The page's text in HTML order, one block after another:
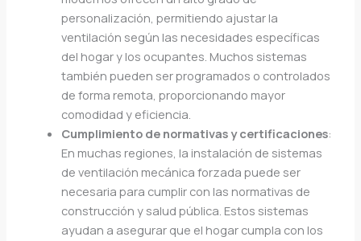
personalización, permitiendo ajustar la
ventilación según las necesidades específicas
del hogar y los ocupantes. Muchos sistemas
también pueden ser programados o controlados
de forma remota, proporcionando mayor
comodidad y eficiencia.
Cumplimiento de normativas y certificaciones:
En muchas regiones, la instalación de sistemas
de ventilación mecánica forzada puede ser
necesaria para cumplir con las normativas de
construcción y salud pública. Estos sistemas
ayudan a asegurar que el hogar cumpla con los